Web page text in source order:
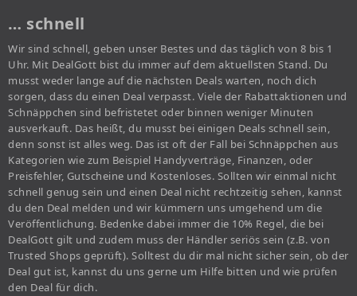
… schnell
Wir sind schnell, geben unser Bestes und das täglich von 8 bis 1
Uhr. Mit DealGott bist du immer auf dem aktuellsten Stand. Du
musst weder lange auf die nächsten Deals warten, noch dich
sorgen, dass du einen Deal verpasst. Viele der Rabattaktionen und
Schnäppchen sind befristetet oder binnen weniger Minuten
ausverkauft. Das heißt, du musst bei einigen Deals schnell sein,
denn sonst ist alles weg. Das ist oft der Fall bei Schnäppchen aus
Kategorien wie zum Beispiel Handyverträge, Finanzen, oder
Preisfehler, Gutscheine und Kostenloses. Sollten wir einmal nicht
schnell genug sein und einen Deal nicht rechtzeitig sehen, kannst
du den Deal melden und wir kümmern uns umgehend um die
Veröffentlichung. Bedenke dabei immer die 10% Regel, die bei
DealGott gilt und zudem muss der Händler seriös sein (z.B. von
Trusted Shops geprüft). Solltest du dir mal nicht sicher sein, ob der
Deal gut ist, kannst du uns gerne um Hilfe bitten und wie prüfen
den Deal für dich.